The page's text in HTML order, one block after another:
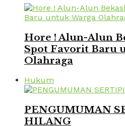
Hore ! Alun-Alun
Spot Favorit Baru
Olahraga
Hukum
PENGUMUMAN
HILANG